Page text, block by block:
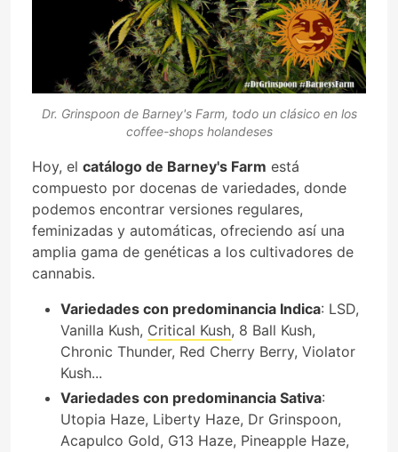
Dr. Grinspoon de Barney's Farm, todo un clásico en los
coffee-shops holandeses
Hoy, el catálogo de Barney's Farm está
compuesto por docenas de variedades, donde
podemos encontrar versiones regulares,
feminizadas y automáticas, ofreciendo así una
amplia gama de genéticas a los cultivadores de
cannabis.
Variedades con predominancia Indica: LSD,
Vanilla Kush, Critical Kush, 8 Ball Kush,
Chronic Thunder, Red Cherry Berry, Violator
Kush...
Variedades con predominancia Sativa:
Utopia Haze, Liberty Haze, Dr Grinspoon,
Acapulco Gold, G13 Haze, Pineapple Haze,